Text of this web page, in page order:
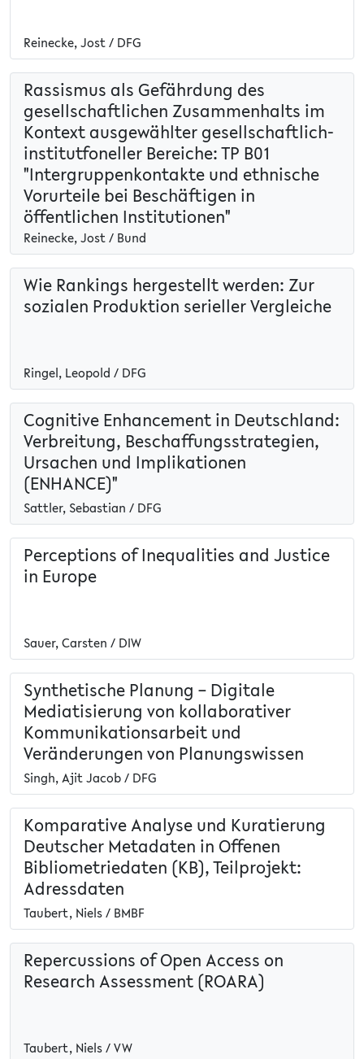
Reinecke, Jost / DFG
Rassismus als Gefährdung des
gesellschaftlichen Zusammenhalts im
Kontext ausgewählter gesellschaftlich-
institutfoneller Bereiche: TP B01
"Intergruppenkontakte und ethnische
Vorurteile bei Beschäftigen in
öffentlichen Institutionen"
Reinecke, Jost / Bund
Wie Rankings hergestellt werden: Zur
sozialen Produktion serieller Vergleiche
Ringel, Leopold / DFG
Cognitive Enhancement in Deutschland:
Verbreitung, Beschaffungsstrategien,
Ursachen und Implikationen
(ENHANCE)"
Sattler, Sebastian / DFG
Perceptions of Inequalities and Justice
in Europe
Sauer, Carsten / DIW
Synthetische Planung – Digitale
Mediatisierung von kollaborativer
Kommunikationsarbeit und
Veränderungen von Planungswissen
Singh, Ajit Jacob / DFG
Komparative Analyse und Kuratierung
Deutscher Metadaten in Offenen
Bibliometriedaten (KB), Teilprojekt:
Adressdaten
Taubert, Niels / BMBF
Repercussions of Open Access on
Research Assessment (ROARA)
Taubert, Niels / VW